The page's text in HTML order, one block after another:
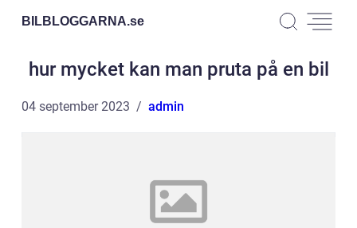
BILBLOGGARNA.se
hur mycket kan man pruta på en bil
04 september 2023 admin